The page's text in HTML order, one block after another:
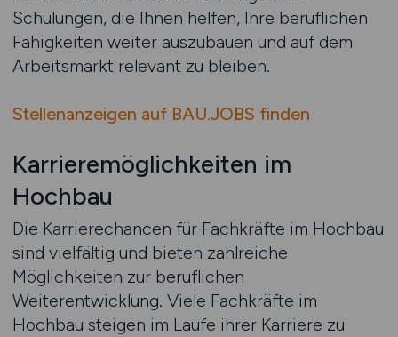
Schulungen, die Ihnen helfen, Ihre beruflichen
Fähigkeiten weiter auszubauen und auf dem
Arbeitsmarkt relevant zu bleiben.
Stellenanzeigen auf BAU.JOBS finden
Karrieremöglichkeiten im
Hochbau
Die Karrierechancen für Fachkräfte im Hochbau
sind vielfältig und bieten zahlreiche
Möglichkeiten zur beruflichen
Weiterentwicklung. Viele Fachkräfte im
Hochbau steigen im Laufe ihrer Karriere zu